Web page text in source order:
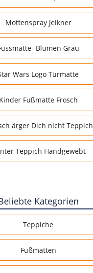
Mottenspray Jeikner
Blumen Grau
Wars Logo Türmatte
Kinder Fußmatte Frosch
ärger Dich nicht Teppich
Teppich Handgewebt
Kategorien
Teppiche
Fußmatten